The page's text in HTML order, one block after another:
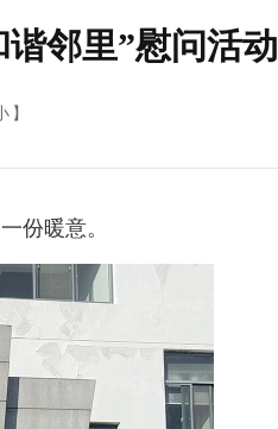
邻里”慰问活动
】
份暖意。